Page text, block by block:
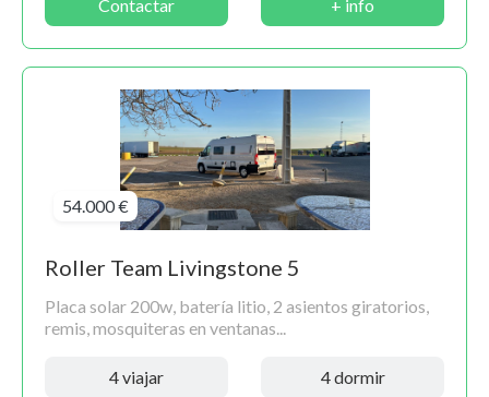
Contactar + info
54.000 €
Roller Team Livingstone 5
Placa solar 200w, batería litio, 2 asientos giratorios,
remis, mosquiteras en ventanas...
4 viajar 4 dormir